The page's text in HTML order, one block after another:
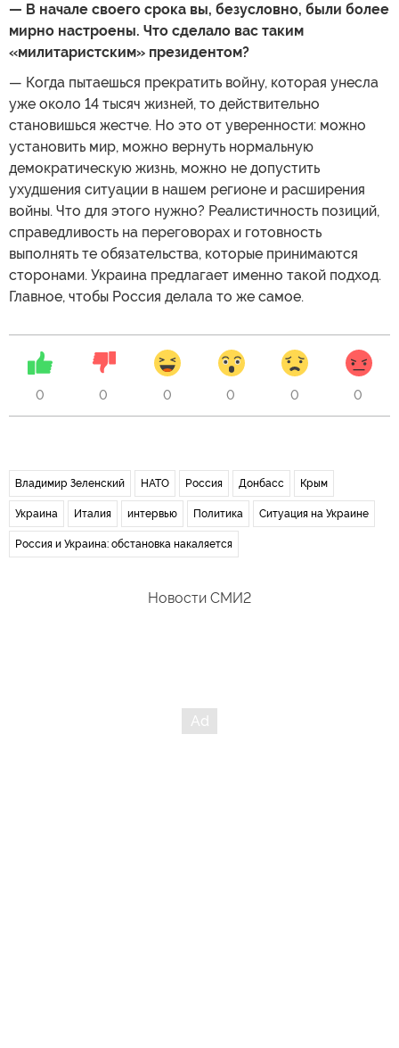
— В начале своего срока вы, безусловно, были более
мирно настроены. Что сделало вас таким
«милитаристским» президентом?
— Когда пытаешься прекратить войну, которая унесла
уже около 14 тысяч жизней, то действительно
становишься жестче. Но это от уверенности: можно
установить мир, можно вернуть нормальную
демократическую жизнь, можно не допустить
ухудшения ситуации в нашем регионе и расширения
войны. Что для этого нужно? Реалистичность позиций,
справедливость на переговорах и готовность
выполнять те обязательства, которые принимаются
сторонами. Украина предлагает именно такой подход.
Главное, чтобы Россия делала то же самое.
0 0 0 0 0 0
Владимир Зеленский НАТО Россия Донбасс Крым
Украина Италия интервью Политика Ситуация на Украине
Россия и Украина: обстановка накаляется
Новости СМИ2